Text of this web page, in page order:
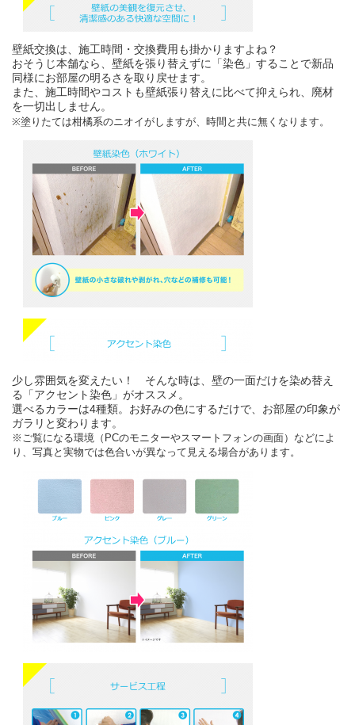
壁紙交換は、施工時間・交換費用も掛かりますよね？
おそうじ本舗なら、壁紙を張り替えずに「染色」することで新品
同様にお部屋の明るさを取り戻せます。
また、施工時間やコストも壁紙張り替えに比べて抑えられ、廃材
を一切出しません。
※塗りたては柑橘系のニオイがしますが、時間と共に無くなります。
少し雰囲気を変えたい！ そんな時は、壁の一面だけを染め替え
る「アクセント染色」がオススメ。
選べるカラーは4種類。お好みの色にするだけで、お部屋の印象が
ガラリと変わります。
※ご覧になる環境（PCのモニターやスマートフォンの画面）などによ
り、写真と実物では色合いが異なって見える場合があります。